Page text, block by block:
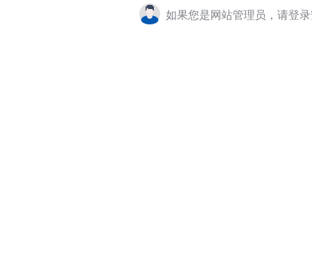
如果您是网站管理员，请登